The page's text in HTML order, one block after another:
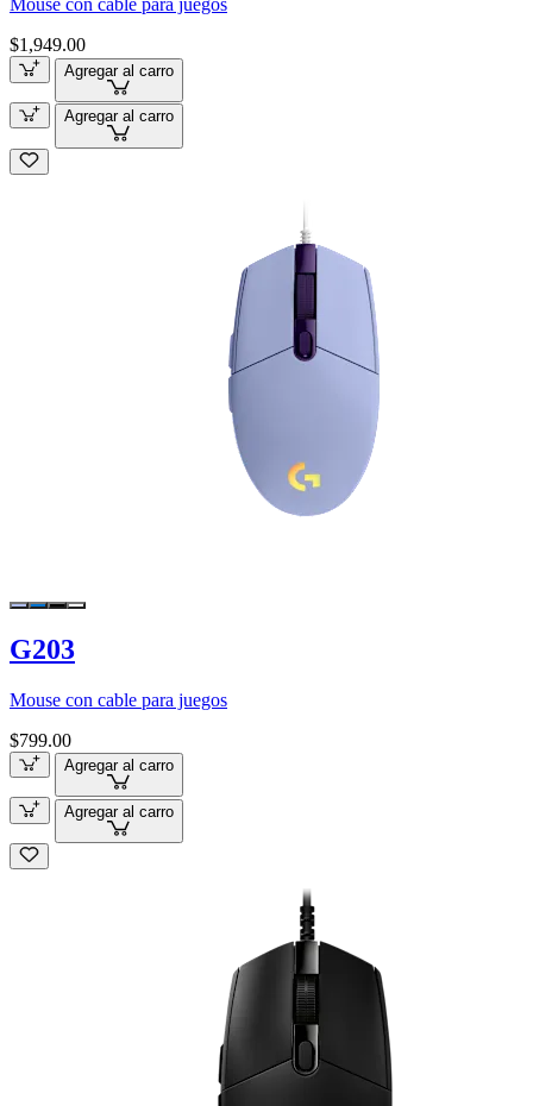
Mouse con cable para juegos
$1,949.00
Agregar al carro
Agregar al carro
G203
Mouse con cable para juegos
$799.00
Agregar al carro
Agregar al carro